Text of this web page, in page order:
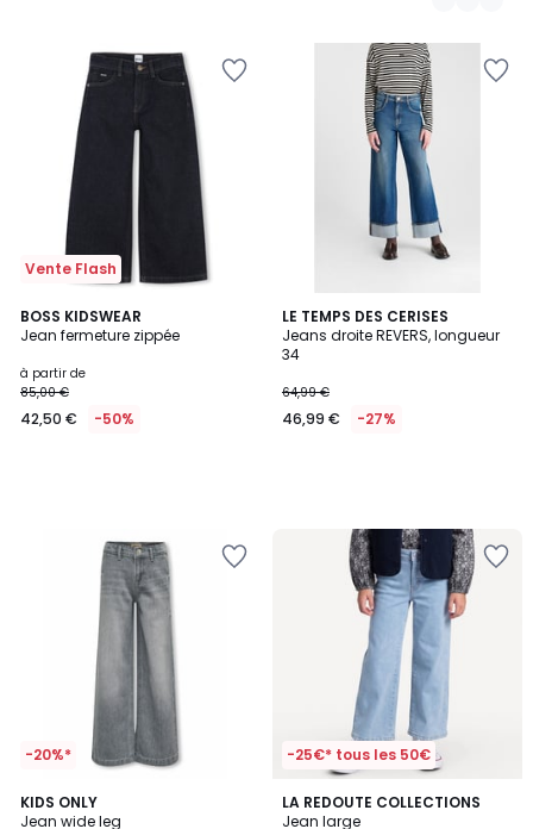
Vente Flash
BOSS KIDSWEAR
Jean fermeture zippée
à partir de
85,00 €
42,50 € -50%
LE TEMPS DES CERISES
Jeans droite REVERS, longueur
34
64,99 €
46,99 € -27%
-20%*
KIDS ONLY
Jean wide leg
-25€* tous les 50€
LA REDOUTE COLLECTIONS
Jean large